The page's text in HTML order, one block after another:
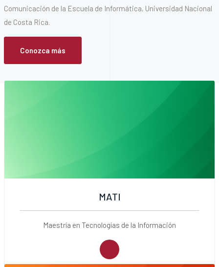
Comunicación de la Escuela de Informática, Universidad Nacional
de Costa Rica.
Conozca más
MATI
Maestría en Tecnologías de la Información